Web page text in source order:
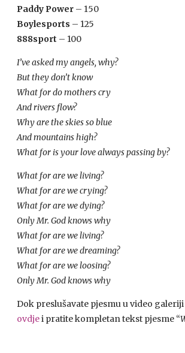
Paddy Power – 150
Boylesports – 125
888sport – 100
I’ve asked my angels, why?
But they don’t know
What for do mothers cry
And rivers flow?
Why are the skies so blue
And mountains high?
What for is your love always passing by?
What for are we living?
What for are we crying?
What for are we dying?
Only Mr. God knows why
What for are we living?
What for are we dreaming?
What for are we loosing?
Only Mr. God knows why
Dok preslušavate pjesmu u video
ovdjei pratite kompletan tekst pjesme “